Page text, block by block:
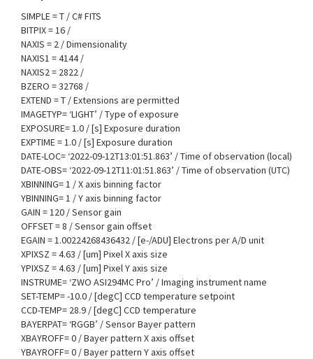
SIMPLE = T / C# FITS
BITPIX = 16 /
NAXIS = 2 / Dimensionality
NAXIS1 = 4144 /
NAXIS2 = 2822 /
BZERO = 32768 /
EXTEND = T / Extensions are permitted
IMAGETYP= ‘LIGHT’ / Type of exposure
EXPOSURE= 1.0 / [s] Exposure duration
EXPTIME = 1.0 / [s] Exposure duration
DATE-LOC= ‘2022-09-12T13:01:51.863’ / Time of observation (local)
DATE-OBS= ‘2022-09-12T11:01:51.863’ / Time of observation (UTC)
XBINNING= 1 / X axis binning factor
YBINNING= 1 / Y axis binning factor
GAIN = 120 / Sensor gain
OFFSET = 8 / Sensor gain offset
EGAIN = 1.00224268436432 / [e-/ADU] Electrons per A/D unit
XPIXSZ = 4.63 / [um] Pixel X axis size
YPIXSZ = 4.63 / [um] Pixel Y axis size
INSTRUME= ‘ZWO ASI294MC Pro’ / Imaging instrument name
SET-TEMP= -10.0 / [degC] CCD temperature setpoint
CCD-TEMP= 28.9 / [degC] CCD temperature
BAYERPAT= ‘RGGB’ / Sensor Bayer pattern
XBAYROFF= 0 / Bayer pattern X axis offset
YBAYROFF= 0 / Bayer pattern Y axis offset